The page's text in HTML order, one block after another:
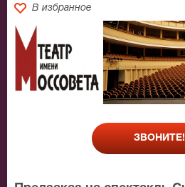
В избранное
ЗВОНИТЕ!